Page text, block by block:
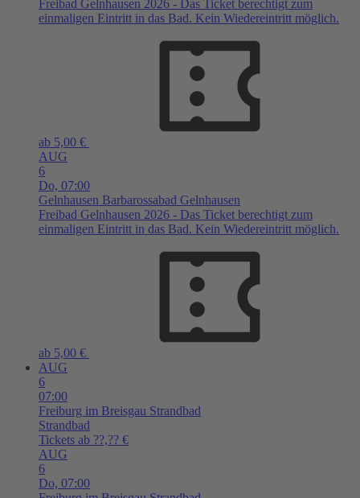
Freibad Gelnhausen 2026 - Das Ticket berechtigt zum
einmaligen Eintritt in das Bad. Kein Wiedereintritt möglich.
ab 5,00 €
AUG
6
Do, 07:00
Gelnhausen Barbarossabad Gelnhausen
Freibad Gelnhausen 2026 - Das Ticket berechtigt zum
einmaligen Eintritt in das Bad. Kein Wiedereintritt möglich.
ab 5,00 €
AUG
6
07:00
Freiburg im Breisgau Strandbad
Strandbad
Tickets ab ??,?? €
AUG
6
Do, 07:00